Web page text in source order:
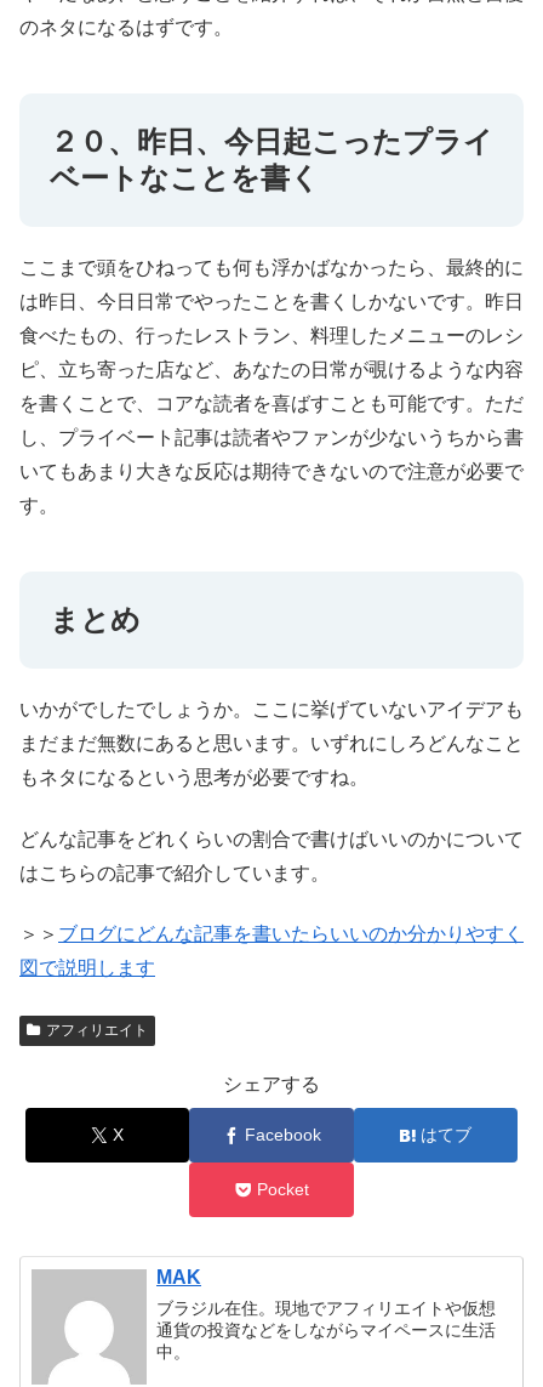
のネタになるはずです。
２０、昨日、今日起こったプライ
ベートなことを書く
ここまで頭をひねっても何も浮かばなかったら、最終的に
は昨日、今日日常でやったことを書くしかないです。昨日
食べたもの、行ったレストラン、料理したメニューのレシ
ピ、立ち寄った店など、あなたの日常が覗けるような内容
を書くことで、コアな読者を喜ばすことも可能です。ただ
し、プライベート記事は読者やファンが少ないうちから書
いてもあまり大きな反応は期待できないので注意が必要で
す。
まとめ
いかがでしたでしょうか。ここに挙げていないアイデアも
まだまだ無数にあると思います。いずれにしろどんなこと
もネタになるという思考が必要ですね。
どんな記事をどれくらいの割合で書けばいいのかについて
はこちらの記事で紹介しています。
＞＞ ブログにどんな記事を書いたらいいのか分かりやすく
図で説明します
アフィリエイト
シェアする
X Facebook はてブ
Pocket
MAK
ブラジル在住。現地でアフィリエイトや仮想
通貨の投資などをしながらマイペースに生活
中。